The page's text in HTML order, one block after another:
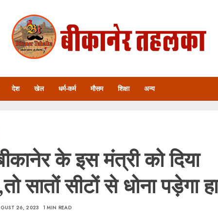
देश खेल धर्म-कर्म मौसम शिक्षा अन्य
के इस मंत्री को दिया
सातों सीटों से धोना पड़ेगा
26, 2023 1 MIN READ